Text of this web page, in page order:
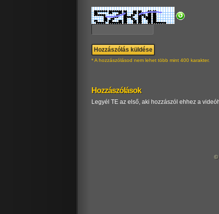
* A hozzászólásod nem lehet több mint 400 karakter.
Hozzászólások
Legyél TE az első, aki hozzászól ehhez a
©